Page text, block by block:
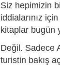
Siz hepimizin
iddialarınız
kitaplar bugün
Değil. Sadece
turistin bakış